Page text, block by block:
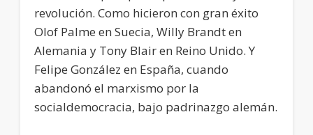
revolución. Como hicieron con gran éxito
Olof Palme en Suecia, Willy Brandt en
Alemania y Tony Blair en Reino Unido. Y
Felipe González en España, cuando
abandonó el marxismo por la
socialdemocracia, bajo padrinazgo alemán.